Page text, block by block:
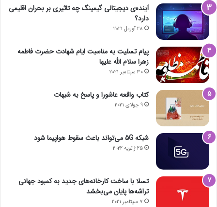
آینده‌ی دیجیتالی گیمینگ چه تاثیری بر بحران اقلیمی
دارد؟
28 آوریل 2021
پیام تسلیت به مناسبت ایام شهادت حضرت فاطمه
زهرا سلام الله علیها
30 سپتامبر 2021
کتاب واقعه عاشورا و پاسخ به شبهات
9 جولای 2021
شبکه 5G می‌تواند باعث سقوط هواپیما شود
25 ژانویه 2022
تسلا با ساخت کارخانه‌های جدید به کمبود جهانی
تراشه‌ها پایان می‌بخشد
7 سپتامبر 2021